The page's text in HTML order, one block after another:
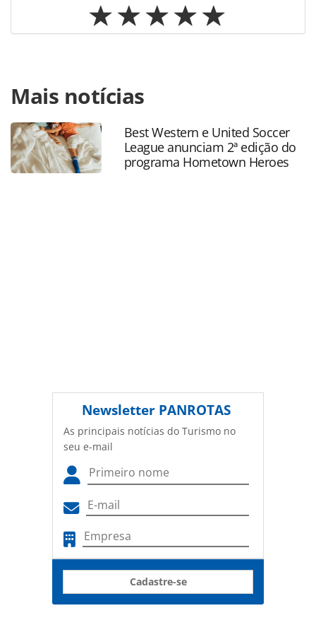
https://www.panrotas.com.br/hotelaria/parcerias/2023/
ganha-ganha-de-atrio-e-accor-completa-20-anos-com-
mais-projetos_197399.html ou as ferramentas oferecidas
na página. Todo o conteúdo produzido pela PANROTAS
Editora é protegido pela legislação brasileira sobre direito
autoral. Não reproduza o conteúdo sem autorização da
Mais notícias
Best Western e United Soccer
League anunciam 2ª edição do
programa Hometown Heroes
Newsletter PANROTAS
As principais notícias do Turismo no
seu e-mail
Cadastre-se